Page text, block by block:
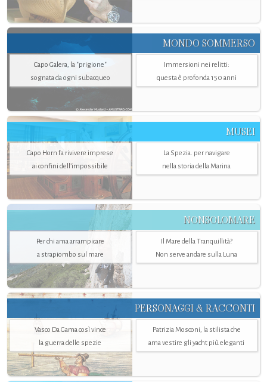
MONDO SOMMERSO
Capo Galera, la "prigione"
sognata da ogni subacqueo
Immersioni nei relitti:
questa è profonda 150 anni
MUSEI
Capo Horn fa rivivere imprese
ai confini dell’impossibile
La Spezia. per navigare
nella storia della Marina
NONSOLOMARE
Per chi ama arrampicare
a strapiombo sul mare
Il Mare della Tranquillità?
Non serve andare sulla Luna
PERSONAGGI & RACCONTI
Vasco Da Gama così vince
la guerra delle spezie
Patrizia Mosconi, la stilista che
ama vestire gli yacht più eleganti